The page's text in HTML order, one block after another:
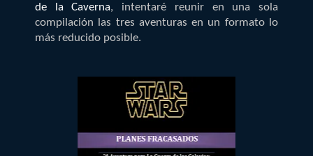
de la Caverna, intentaré reunir en una sola
compilación las tres aventuras en un formato lo
más reducido posible.